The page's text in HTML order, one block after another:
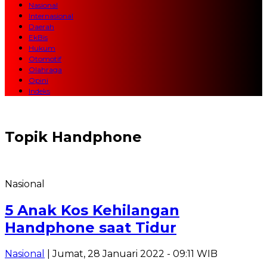
Nasional
Internasional
Daerah
EkBis
Hukum
Otomotif
Olahraga
Opini
Indeks
Topik Handphone
Nasional
5 Anak Kos Kehilangan
Handphone saat Tidur
Nasional
| Jumat, 28 Januari 2022 - 09:11 WIB